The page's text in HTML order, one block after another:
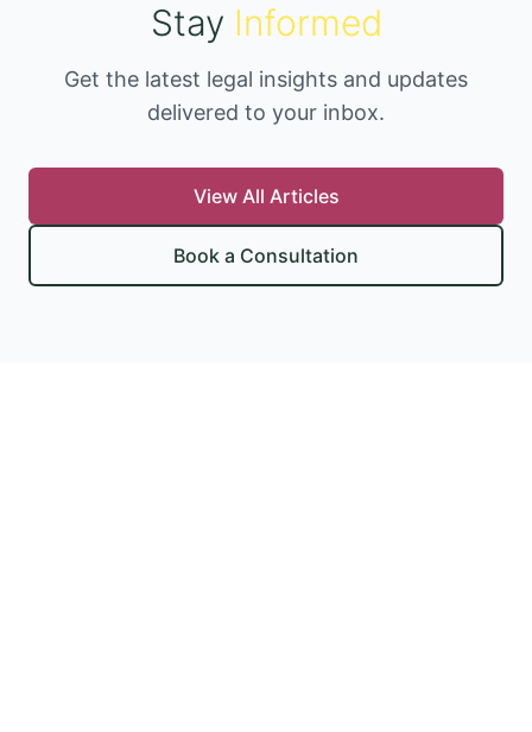
Stay Informed
Get the latest legal insights and updates
delivered to your inbox.
View All Articles
Book a Consultation